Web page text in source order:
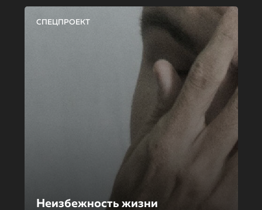
СПЕЦПРОЕКТ
Неизбежность жизни